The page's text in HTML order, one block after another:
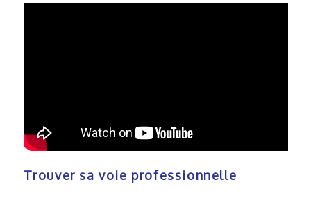
Trouver sa voie professionnelle